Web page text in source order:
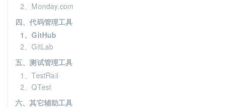
2、Monday.com
四、代码管理工具
1、GitHub
2、GitLab
五、测试管理工具
1、TestRail
2、QTest
六、其它辅助工具